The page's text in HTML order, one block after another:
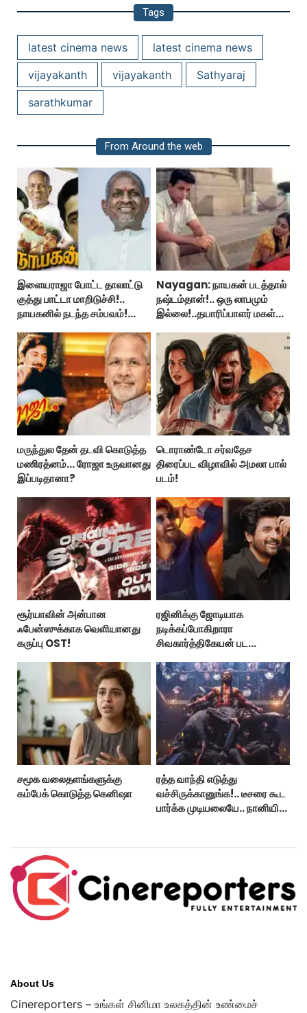
Tags
latest cinema news
latest cinema news
vijayakanth
vijayakanth
Sathyaraj
sarathkumar
From Around the web
இளையராஜா போட்ட தாலாட்டு
குத்து பாட்டா மாறிடுச்சி!..
நாயகனில் நடந்த சம்பவம்!...
Nayagan: நாயகன் படத்தால்
நஷ்டம்தான்!.. ஒரு லாபமும்
இல்லை!..தயாரிப்பாளர் மகள்
மருந்துல தேன் தடவி கொடுத்த
மணிரத்னம்... ரோஜா உருவானது
இப்படிதானா?
டொராண்டோ சர்வதேச
திரைப்பட விழாவில் அமலா பால்
படம்!
சூர்யாவின் அன்பான
ஃபேன்ஸுக்காக வெளியானது
கருப்பு OST!
ரஜினிக்கு ஜோடியாக
நடிக்கப்போகிறாரா
சிவகார்த்திகேயன் பட
சமூக வலைதளங்களுக்கு
கம்பேக் கொடுத்த கெனிஷா
ரத்த வாந்தி எடுத்து
வச்சிருக்கானுங்க!.. டீசரை கூட
பார்க்க முடியலையே.. நானியின்
About Us
Cinereporters – உங்கள் சினிமா உலகத்தின் உண்மைச்